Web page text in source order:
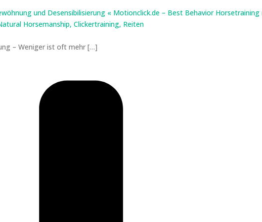
und Desensibilisierung « Motionclick.de – Best Behavior
Horsemanship, Clickertraining, Reiten
– Weniger ist oft mehr […]